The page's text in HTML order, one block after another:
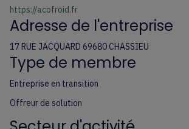
https://acofroid.fr
Adresse de l'entreprise
17 RUE JACQUARD 69680 CHASSIEU
Type de membre
Entreprise en transition
Offreur de solution